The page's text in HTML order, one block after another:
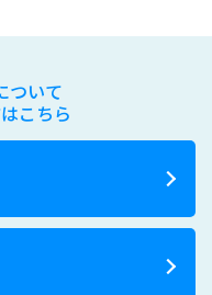
ついて
こちら